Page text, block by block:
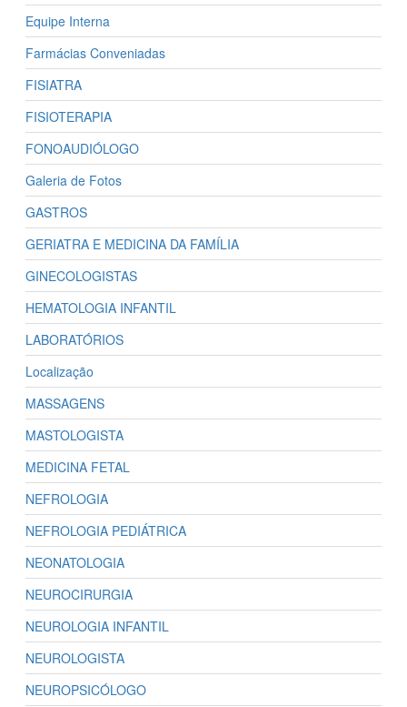
Equipe Interna
Farmácias Conveniadas
FISIATRA
FISIOTERAPIA
FONOAUDIÓLOGO
Galeria de Fotos
GASTROS
GERIATRA E MEDICINA DA FAMÍLIA
GINECOLOGISTAS
HEMATOLOGIA INFANTIL
LABORATÓRIOS
Localização
MASSAGENS
MASTOLOGISTA
MEDICINA FETAL
NEFROLOGIA
NEFROLOGIA PEDIÁTRICA
NEONATOLOGIA
NEUROCIRURGIA
NEUROLOGIA INFANTIL
NEUROLOGISTA
NEUROPSICÓLOGO